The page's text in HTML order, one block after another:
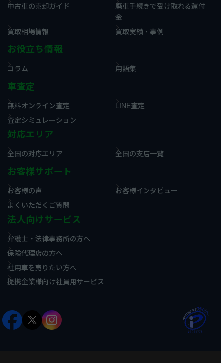
中古車の売却ガイド
廃車手続きで受け取れる還付
金
買取相場情報
買取実績・事例
お役立ち情報
コラム 用語集
車査定
無料オンライン査定
LINE査定
査定シミュレーション
対応エリア
全国の対応エリア 全国の支店一覧
お客様サポート
お客様の声
お客様インタビュー
よくいただくご質問
法人向けサービス
弁護士・法律事務所の方へ
保険代理店の方へ
社用車を売りたい方へ
提携企業様向け社員用サービス